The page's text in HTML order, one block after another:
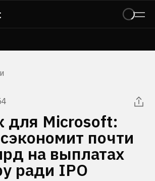
для Microsoft:
почти
на выплатах
ради IPO